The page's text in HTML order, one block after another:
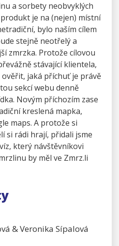
a sorbety neobvyklých
je na (nejen) místní
bylo naším cílem
stejně neotřelý a
zmrzka. Protože cílovou
stávající klientela,
ověřit, jaká příchuť je právě
sekcí webu denně
Novým příchozím zase
kreslená mapka,
maps. A protože si
si rádi hrají, přidali jsme
který návštěvníkovi
by měl ve Zmrz.li
& Veronika Sípalová